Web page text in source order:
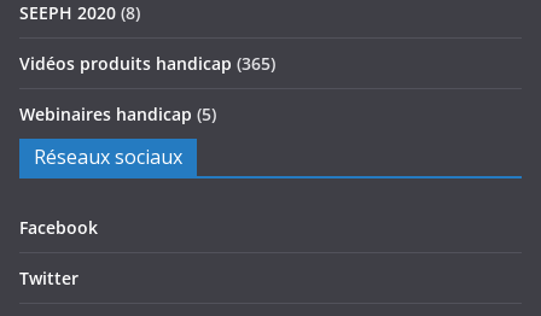
SEEPH 2020 (8)
Vidéos produits handicap (365)
Webinaires handicap (5)
Réseaux sociaux
Facebook
Twitter